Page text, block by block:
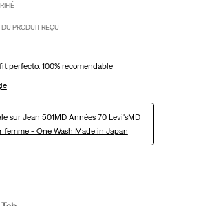
PRODUIT REÇU
perfecto. 100% recomendable
sur Jean 501MD Années 70 Levi'sMD
femme - One Wash Made in Japan